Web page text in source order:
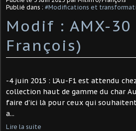
Publié dans : #Modifications et
Modif : AMX-
François)
-4 juin 2015 : L'Au-F1 est attendu
collection haut de gamme du char
faire d'ici là pour ceux qui
a...
Lire la suite